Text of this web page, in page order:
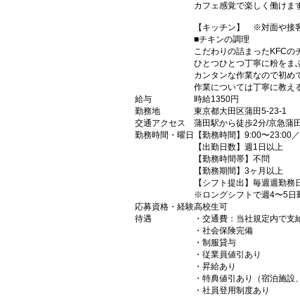
カフェ感覚で楽しく働けま
【キッチン】 ※対面や接
■チキンの調理
こだわりの詰まったKFCの
ひとつひとつ丁寧に粉をま
カンタンな作業なので初め
作業については丁寧に教え
給与
時給1350円
勤務地
東京都大田区蒲田5-23-1
交通アクセス
蒲田駅から徒歩2分/京急蒲
勤務時間・曜日
【勤務時間】9:00〜23:00
【出勤日数】週1日以上
【勤務時間帯】不問
【勤務期間】3ヶ月以上
【シフト提出】毎週週勤
※ロングシフトで週4〜5日
応募資格・経験高校生可
待遇
・交通費：当社規定内で支
・社会保険完備
・制服貸与
・従業員値引あり
・昇給あり
・特典値引あり（宿泊施設
・社員登用制度あり